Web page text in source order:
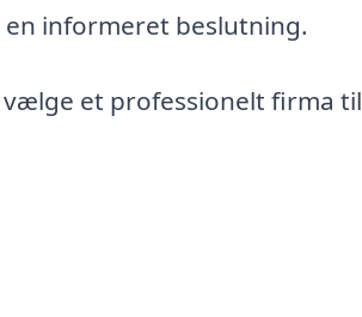
informeret beslutning.
et professionelt firma til